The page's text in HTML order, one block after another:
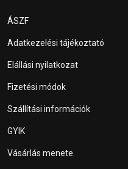
ÁSZF
Adatkezelési tájékoztató
Elállási nyilatkozat
Fizetési módok
Szállítási információk
GYIK
Vásárlás menete